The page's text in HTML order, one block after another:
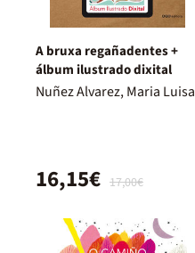
A bruxa regañadentes +
álbum ilustrado dixital
Nuñez Alvarez, Maria Luisa
17,00€
16,15€